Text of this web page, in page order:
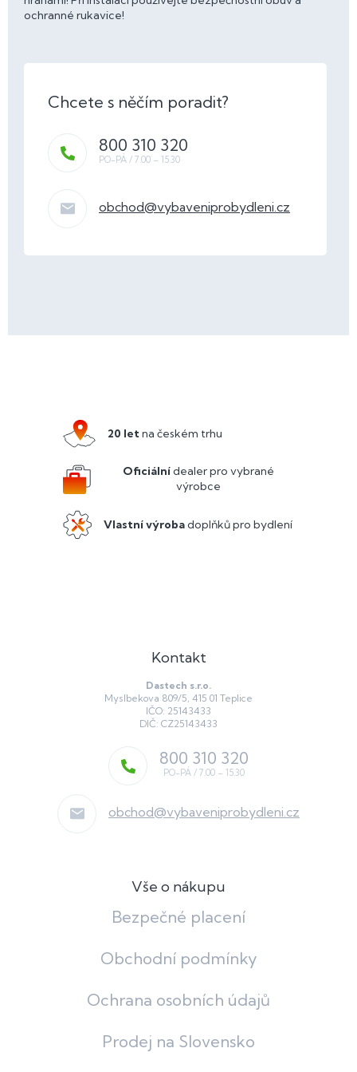
ochranné rukavice!
obchod@vybaveniprobydleni.cz
800 310 320
20 letna českém trhu
Oficiálnídealer pro vybrané
výrobce
Vlastní výrobadoplňků pro bydlení
Kontakt
Dastech s.r.o.
Myslbekova 809/5, 415 01 Teplice
IČO: 25143433
DIČ: CZ25143433
obchod@vybaveniprobydleni.cz
800 310 320
Vše o nákupu
Bezpečné placení
Obchodní podmínky
Ochrana osobních údajů
Prodej na Slovensko